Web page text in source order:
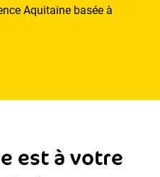
Aquitaine basée à
est à votre